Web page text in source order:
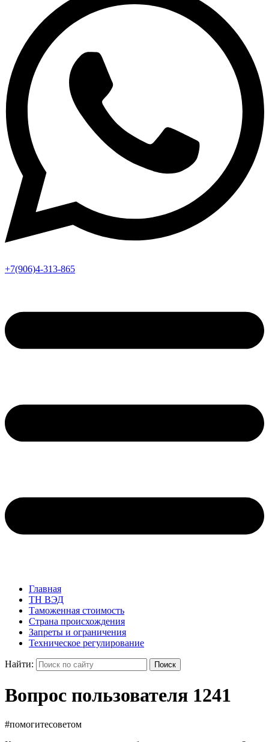
+7(906)4-313-865
Главная
ТН ВЭД
Таможенная стоимость
Страна происхождения
Запреты и ограничения
Техническое регулирование
Найти: Поиск
Вопрос пользователя 1241
#помогитесоветом